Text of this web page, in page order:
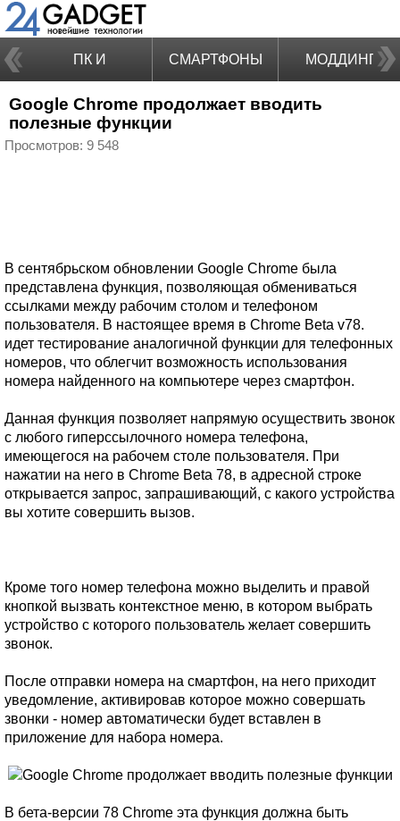
ПК И
НОУТБУКИ
СМАРТФОНЫ МОДДИНГ
Google Chrome продолжает вводить
полезные функции
Просмотров: 9 548
В сентябрьском обновлении Google Chrome была
представлена функция, позволяющая обмениваться
ссылками между рабочим столом и телефоном
пользователя. В настоящее время в Chrome Beta v78.
идет тестирование аналогичной функции для телефонных
номеров, что облегчит возможность использования
номера найденного на компьютере через смартфон.
Данная функция позволяет напрямую осуществить звонок
с любого гиперссылочного номера телефона,
имеющегося на рабочем столе пользователя. При
нажатии на него в Chrome Beta 78, в адресной строке
открывается запрос, запрашивающий, с какого устройства
вы хотите совершить вызов.
Кроме того номер телефона можно выделить и правой
кнопкой вызвать контекстное меню, в котором выбрать
устройство с которого пользователь желает совершить
звонок.
После отправки номера на смартфон, на него приходит
уведомление, активировав которое можно совершать
звонки - номер автоматически будет вставлен в
приложение для набора номера.
В бета-версии 78 Chromе эта функция должна быть